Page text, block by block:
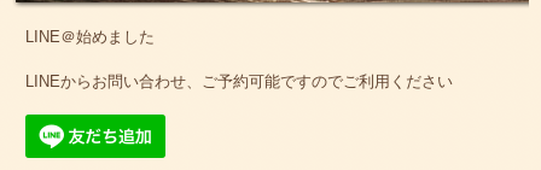
LINE＠始めました
LINEからお問い合わせ、ご予約可能ですのでご利用ください